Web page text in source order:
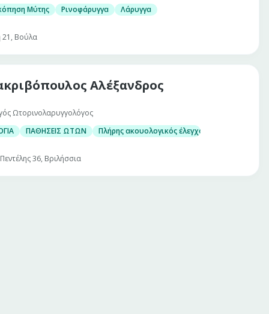
Μύτης
Ρινοφάρυγγα Λάρυγγα
21, Βούλα
Αλέξανδρος
Ωτορινολαρυγγολόγος
ΠΑΘΗΣΕΙΣ ΩΤΩΝ Πλήρης ακουολογικός έλεγχος ενηλίκων και
36, Βριλήσσια